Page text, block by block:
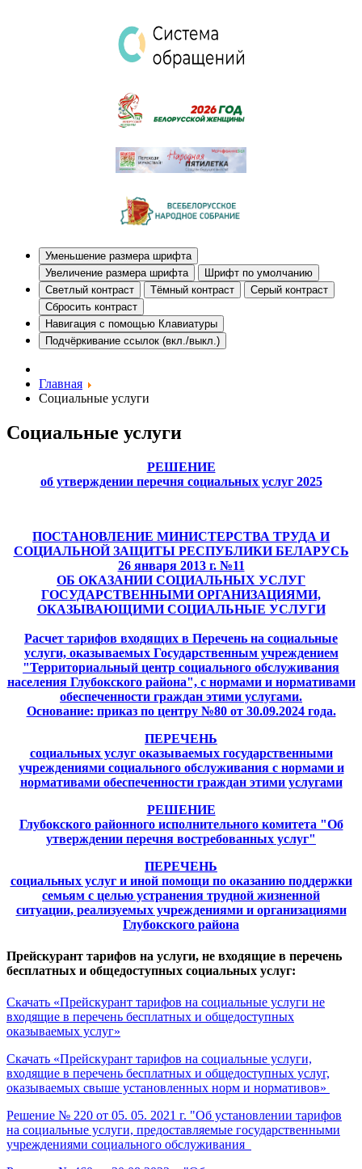
Уменьшение размера шрифта
Увеличение размера шрифта
Шрифт по умолчанию
Светлый контраст
Тёмный контраст
Серый контраст
Сбросить контраст
Навигация с помощью Клавиатуры
Подчёркивание ссылок (вкл./выкл.)
Главная
Социальные услуги
Социальные услуги
РЕШЕНИЕ
об утверждении перечня социальных услуг 2025
ПОСТАНОВЛЕНИЕ МИНИСТЕРСТВА ТРУДА И
СОЦИАЛЬНОЙ ЗАЩИТЫ РЕСПУБЛИКИ БЕЛАРУСЬ
26 января 2013 г. №11
ОБ ОКАЗАНИИ СОЦИАЛЬНЫХ УСЛУГ
ГОСУДАРСТВЕННЫМИ ОРГАНИЗАЦИЯМИ,
ОКАЗЫВАЮЩИМИ СОЦИАЛЬНЫЕ УСЛУГИ
Расчет тарифов входящих в Перечень на социальные
услуги, оказываемых Государственным учреждением
"Территориальный центр социального обслуживания
населения Глубокского района", с нормами и нормативами
обеспеченности граждан этими услугами.
Основание: приказ по центру №80 от 30.09.2024 года.
ПЕРЕЧЕНЬ
социальных услуг оказываемых государственными
учреждениями социального обслуживания с нормами и
нормативами обеспеченности граждан этими услугами
РЕШЕНИЕ
Глубокского районного исполнительного комитета "Об
утверждении перечня востребованных услуг"
ПЕРЕЧЕНЬ
социальных услуг и иной помощи по оказанию поддержки
семьям с целью устранения трудной жизненной
ситуации, реализуемых учреждениями и организациями
Глубокского района
Прейскурант тарифов на услуги, не входящие в перечень
бесплатных и общедоступных социальных услуг:
Скачать «Прейскурант тарифов на социальные услуги не
входящие в перечень бесплатных и общедоступных
оказываемых услуг»
Скачать «Прейскурант тарифов на социальные услуги,
входящие в перечень бесплатных и общедоступных услуг,
оказываемых свыше установленных норм и нормативов»
Решение № 220 от 05. 05. 2021 г. "Об установлении тарифов
на социальные услуги, предоставляемые государственными
учреждениями социального обслуживания